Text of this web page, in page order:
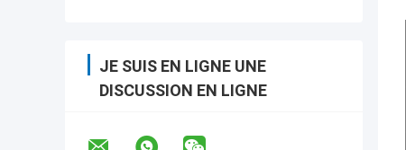
JE SUIS EN LIGNE UNE
DISCUSSION EN LIGNE